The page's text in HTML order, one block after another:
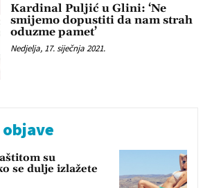
Kardinal Puljić u Glini: ‘Ne
smijemo dopustiti da nam strah
oduzme pamet’
Nedjelja, 17. siječnja 2021.
su
se dulje izlažete